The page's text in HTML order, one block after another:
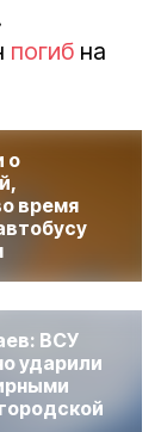
погиб на
о
время
ВСУ
ударили